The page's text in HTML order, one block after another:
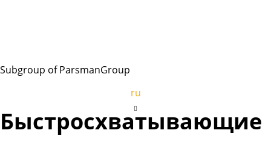
Subgroup of ParsmanGroup
ru
Быстросхватывающие